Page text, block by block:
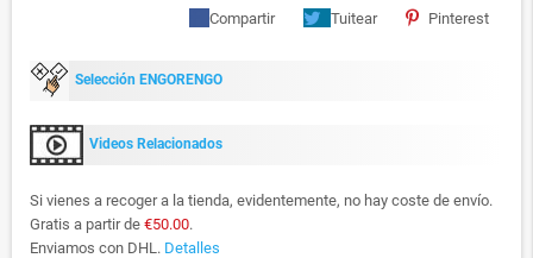
Compartir Tuitear Pinterest
Selección ENGORENGO
Videos Relacionados
Si vienes a recoger a la tienda, evidentemente, no hay coste de envío.
Gratis a partir de €50.00.
Enviamos con DHL. Detalles